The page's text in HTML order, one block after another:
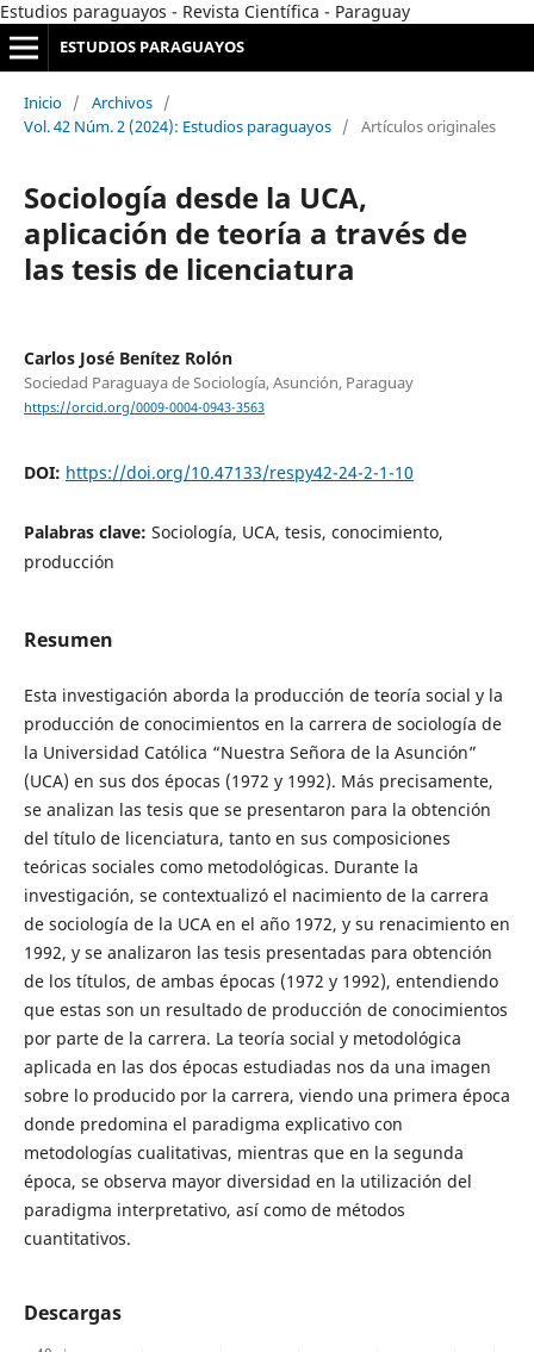
Estudios paraguayos - Revista Científica - Paraguay
ESTUDIOS PARAGUAYOS
Inicio / Archivos /
Vol. 42 Núm. 2 (2024): Estudios paraguayos / Artículos originales
Sociología desde la UCA,
aplicación de teoría a través de
las tesis de licenciatura
Carlos José Benítez Rolón
Sociedad Paraguaya de Sociología, Asunción, Paraguay
https://orcid.org/0009-0004-0943-3563
DOI: https://doi.org/10.47133/respy42-24-2-1-10
Palabras clave: Sociología, UCA, tesis, conocimiento,
producción
Resumen
Esta investigación aborda la producción de teoría social y la
producción de conocimientos en la carrera de sociología de
la Universidad Católica “Nuestra Señora de la Asunción”
(UCA) en sus dos épocas (1972 y 1992). Más precisamente,
se analizan las tesis que se presentaron para la obtención
del título de licenciatura, tanto en sus composiciones
teóricas sociales como metodológicas. Durante la
investigación, se contextualizó el nacimiento de la carrera
de sociología de la UCA en el año 1972, y su renacimiento en
1992, y se analizaron las tesis presentadas para obtención
de los títulos, de ambas épocas (1972 y 1992), entendiendo
que estas son un resultado de producción de conocimientos
por parte de la carrera. La teoría social y metodológica
aplicada en las dos épocas estudiadas nos da una imagen
sobre lo producido por la carrera, viendo una primera época
donde predomina el paradigma explicativo con
metodologías cualitativas, mientras que en la segunda
época, se observa mayor diversidad en la utilización del
paradigma interpretativo, así como de métodos
cuantitativos.
Descargas